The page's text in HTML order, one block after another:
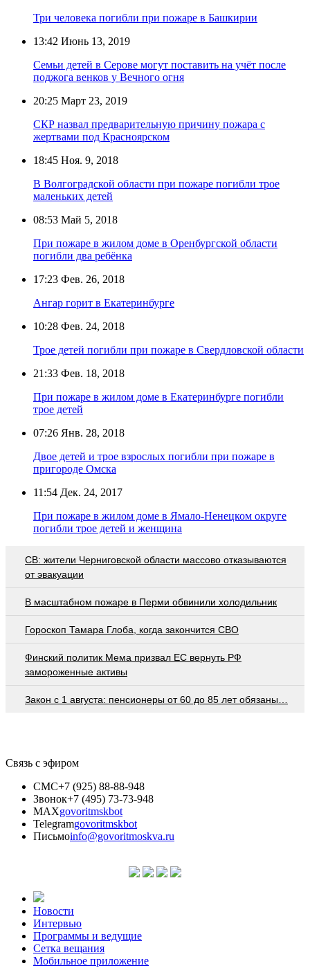
Три человека погибли при пожаре в Башкирии
13:42 Июнь 13, 2019
Семьи детей в Серове могут поставить на учёт после
поджога венков у Вечного огня
20:25 Март 23, 2019
СКР назвал предварительную причину пожара с
жертвами под Красноярском
18:45 Ноя. 9, 2018
В Волгоградской области при пожаре погибли трое
маленьких детей
08:53 Май 5, 2018
При пожаре в жилом доме в Оренбургской области
погибли два ребёнка
17:23 Фев. 26, 2018
Ангар горит в Екатеринбурге
10:28 Фев. 24, 2018
Трое детей погибли при пожаре в Свердловской области
21:33 Фев. 18, 2018
При пожаре в жилом доме в Екатеринбурге погибли
трое детей
07:26 Янв. 28, 2018
Двое детей и трое взрослых погибли при пожаре в
пригороде Омска
11:54 Дек. 24, 2017
При пожаре в жилом доме в Ямало-Ненецком округе
погибли трое детей и женщина
СВ: жители Черниговской области массово отказываются
от эвакуации
В масштабном пожаре в Перми обвинили холодильник
Гороскоп Тамара Глоба, когда закончится СВО
Финский политик Мема призвал ЕС вернуть РФ
замороженные активы
Закон с 1 августа: пенсионеры от 60 до 85 лет обязаны…
Связь с эфиром
СМС+7 (925) 88-88-948
Звонок+7 (495) 73-73-948
MAXgovoritmskbot
Telegramgovoritmskbot
Письмоinfo@govoritmoskva.ru
Новости
Интервью
Программы и ведущие
Сетка вещания
Мобильное приложение